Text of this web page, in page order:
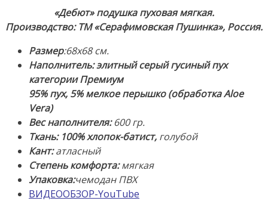
гусиный
пух
категории
Премиум
мелкое
перышко).
Ткань:
100%
Хлопок-
Батист.
«Дебют» подушка пуховая мягкая.
Производство: ТМ «Серафимовская Пушинка», Россия.
Размер:68х68 см.
Наполнитель:элитный серый гусиный пух
категории Премиум
95% пух, 5% мелкое перышко(обработка Aloe
Vera)
Вес наполнителя:600 гр.
Ткань: 100% хлопок-батист, голубой
Кант:атласный
Степень комфорта:мягкая
Упаковка:чемодан ПВХ
ВИДЕООБЗОР-YouTube